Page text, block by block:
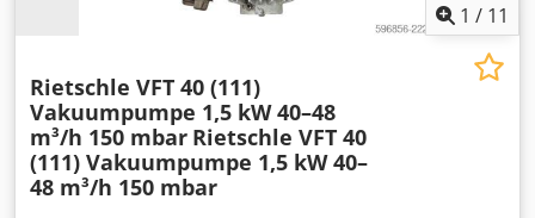
1 / 11
Rietschle VFT 40 (111)
Vakuumpumpe 1,5 kW 40–48
m³/h 150 mbar Rietschle VFT 40
(111) Vakuumpumpe 1,5 kW 40–
48 m³/h 150 mbar